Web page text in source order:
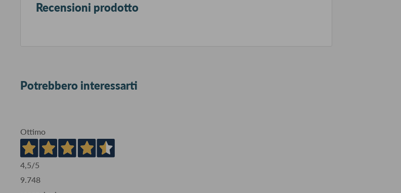
Recensioni prodotto
Potrebbero interessarti
Ottimo
4,5/5
9.748